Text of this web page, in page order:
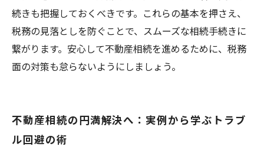
続きも把握しておくべきです。これらの基本を押さえ、
税務の見落としを防ぐことで、スムーズな相続手続きに
繋がります。安心して不動産相続を進めるために、税務
面の対策も怠らないようにしましょう。
不動産相続の円満解決へ：実例から学ぶトラブ
ル回避の術